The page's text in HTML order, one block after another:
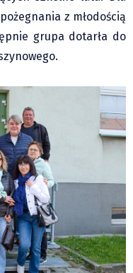
z młodością
grupa dotarła do